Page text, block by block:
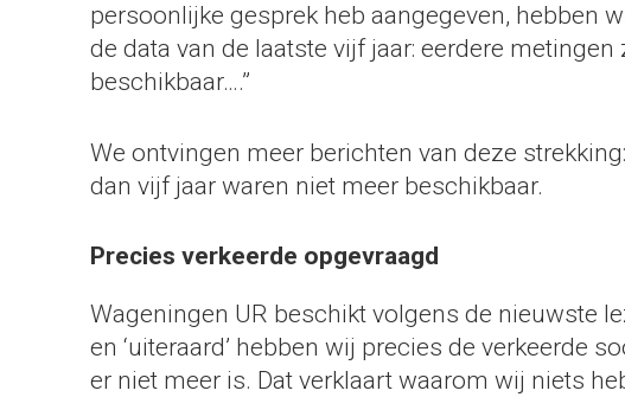
persoonlijke gesprek heb aangegeven, hebben
de data van de laatste vijf jaar: eerdere
beschikbaar….”
We ontvingen meer berichten van deze
dan vijf jaar waren niet meer beschikbaar.
Precies verkeerde opgevraagd
Wageningen UR beschikt volgens de nieuwste
en ‘uiteraard’ hebben wij precies de verkeerde
er niet meer is. Dat verklaart waarom wij niets